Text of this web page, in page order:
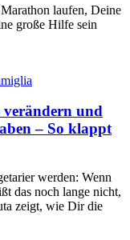
laufen, Deine
große Hilfe sein
verändern und
– So klappt
werden: Wenn
das noch lange nicht,
zeigt, wie Dir die